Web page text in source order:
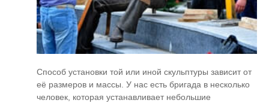
Способ установки той или иной скульптуры зависит от
её размеров и массы. У нас есть бригада в несколько
человек, которая устанавливает небольшие